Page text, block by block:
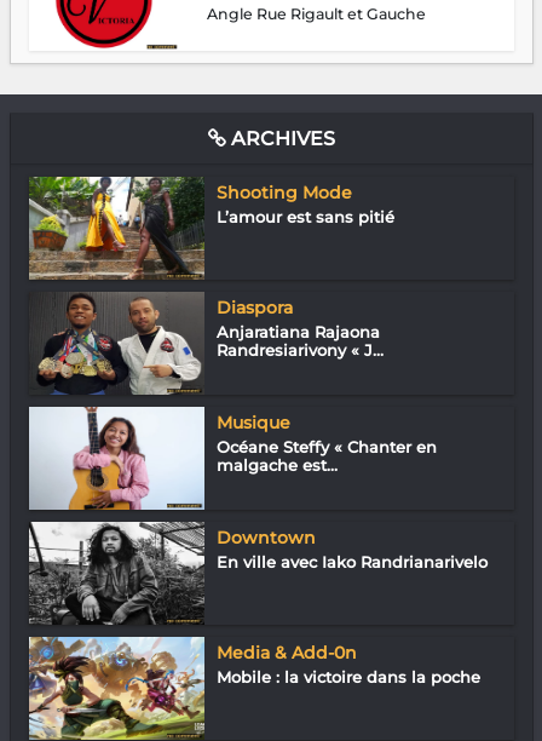
Angle Rue Rigault et Gauche
ARCHIVES
Shooting Mode
L’amour est sans pitié
Diaspora
Anjaratiana Rajaona
Randresiarivony « J...
Musique
Océane Steffy « Chanter en
malgache est...
Downtown
En ville avec Iako Randrianarivelo
Media & Add-0n
Mobile : la victoire dans la poche